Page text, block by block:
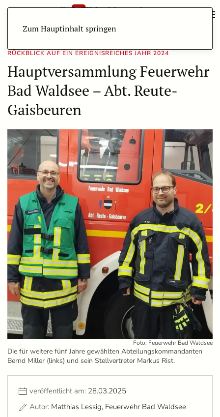
Zum Hauptinhalt springen
RÜCKBLICK AUF EIN EREIGNISREICHES JAHR 2024
Hauptversammlung Feuerwehr
Bad Waldsee – Abt. Reute-
Gaisbeuren
Foto: Feuerwehr Bad Waldsee
Die für weitere fünf Jahre gewählten Abteilungskommandanten
Bernd Miller (links) und sein Stellvertreter Markus Rist.
veröffentlicht am: 28.03.2025
Autor: Matthias Lessig, Feuerwehr Bad Waldsee